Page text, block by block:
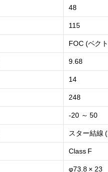
48
115
FOC (ベク
9.68
14
248
-20 ～ 50
スター結線
Class F
φ73.8 × 23